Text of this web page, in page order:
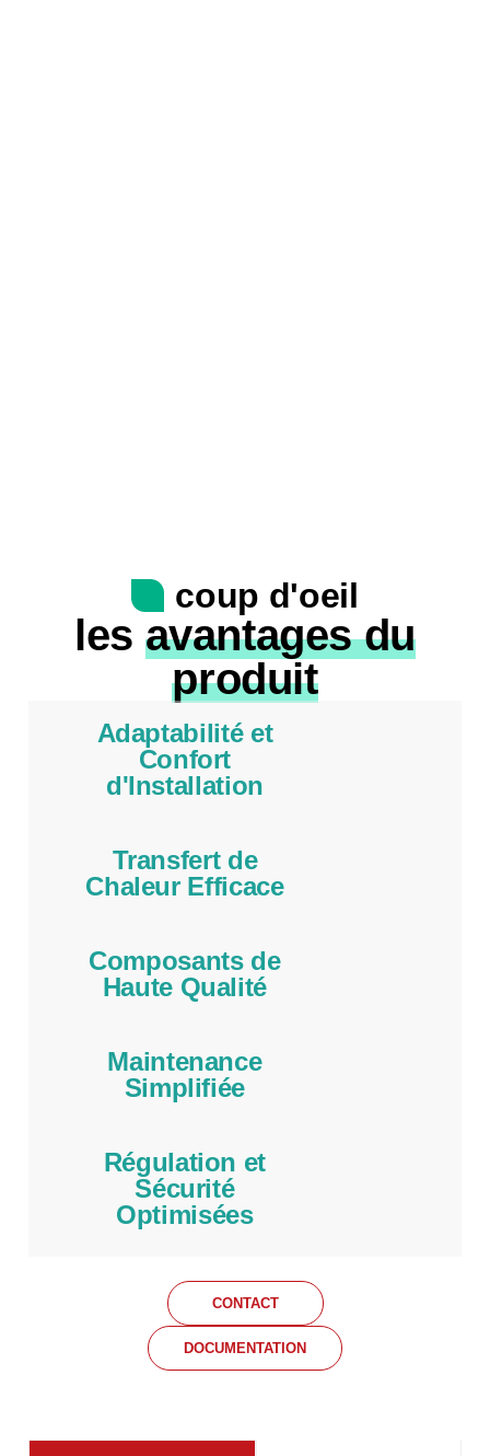
coup d'oeil
les avantages du
produit
Adaptabilité et
Confort
d'Installation
Transfert de
Chaleur Efficace
Composants de
Haute Qualité
Maintenance
Simplifiée
Régulation et
Sécurité
Optimisées
CONTACT
DOCUMENTATION